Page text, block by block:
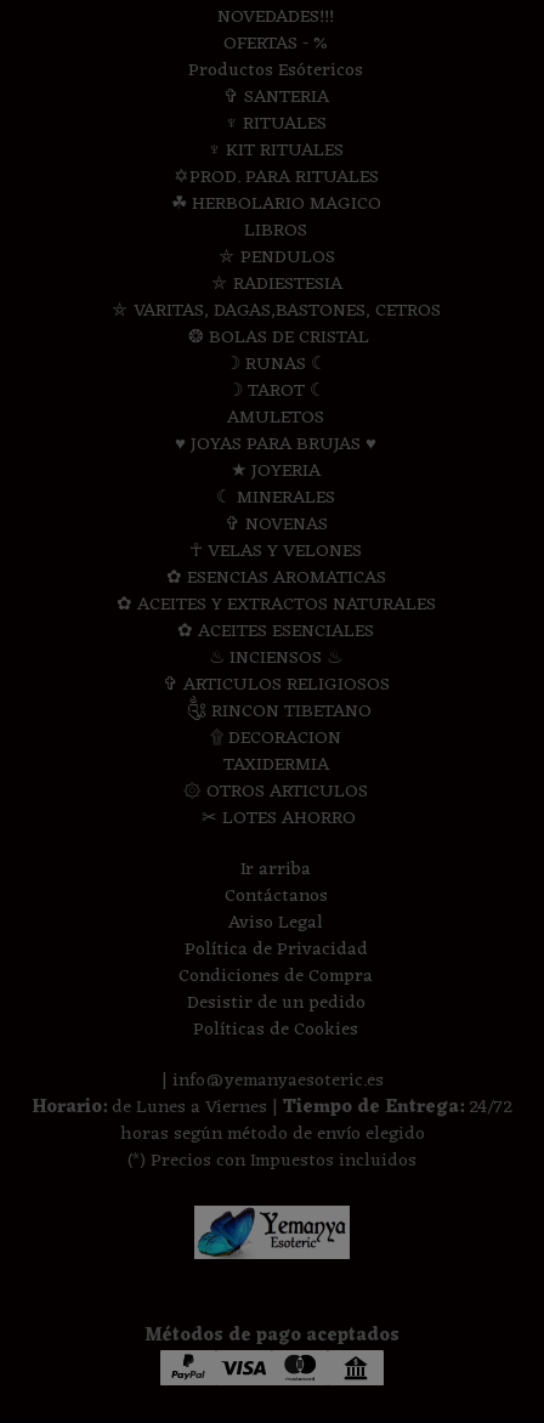
NOVEDADES!!!
OFERTAS - %
Productos Esótericos
✞ SANTERIA
♆ RITUALES
♆ KIT RITUALES
✡PROD. PARA RITUALES
☘ HERBOLARIO MAGICO
LIBROS
⛤ PENDULOS
⛤ RADIESTESIA
⛤ VARITAS, DAGAS,BASTONES, CETROS
❂ BOLAS DE CRISTAL
☽ RUNAS ☾
☽ TAROT ☾
AMULETOS
♥ JOYAS PARA BRUJAS ♥
★ JOYERIA
☾ MINERALES
✞ NOVENAS
☥ VELAS Y VELONES
✿ ESENCIAS AROMATICAS
✿ ACEITES Y EXTRACTOS NATURALES
✿ ACEITES ESENCIALES
♨ INCIENSOS ♨
✞ ARTICULOS RELIGIOSOS
༃ RINCON TIBETANO
۩ DECORACION
TAXIDERMIA
۞ OTROS ARTICULOS
✂ LOTES AHORRO
Ir arriba
Contáctanos
Aviso Legal
Política de Privacidad
Condiciones de Compra
Desistir de un pedido
Políticas de Cookies
| info@yemanyaesoteric.es
Horario:de Lunes a Viernes | Tiempo de Entrega:24/72
horas según método de envío elegido
(*) Precios con Impuestos incluidos
Métodos de pago aceptados